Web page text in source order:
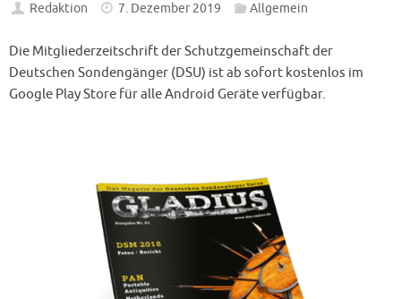
Redaktion 7. Dezember 2019 Allgemein
Die Mitgliederzeitschrift der Schutzgemeinschaft der
Deutschen Sondengänger (DSU) ist ab sofort kostenlos im
Google Play Store für alle Android Geräte verfügbar.